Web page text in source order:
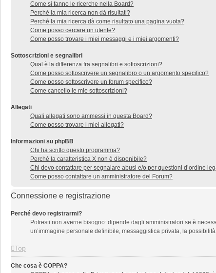
Come si fanno le ricerche nella Board?
Perché la mia ricerca non dà risultati?
Perché la mia ricerca dà come risultato una pagina vuota?
Come posso cercare un utente?
Come posso trovare i miei messaggi e i miei argomenti?
Sottoscrizioni e segnalibri
Qual è la differenza fra segnalibri e sottoscrizioni?
Come posso sottoscrivere un segnalibro o un argomento specifico?
Come posso sottoscrivere un forum specifico?
Come cancello le mie sottoscrizioni?
Allegati
Quali allegati sono ammessi in questa Board?
Come posso trovare i miei allegati?
Informazioni su phpBB
Chi ha scritto questo programma?
Perché la caratteristica X non è disponibile?
Chi devo contattare per segnalare abusi e/o per questioni d’ordine
Come posso contattare un amministratore del Forum?
Connessione e registrazione
Perché devo registrarmi?
Potresti non averne bisogno: dipende dagli amministratori se è
un’immagine personale definibile, messaggistica privata, la
Top
Che cosa è COPPA?